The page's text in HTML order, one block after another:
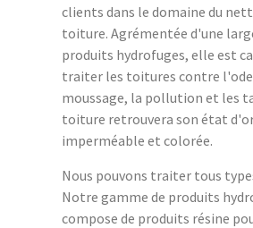
clients dans le domaine du
toiture. Agrémentée d'une
produits hydrofuges, elle est
traiter les toitures contre
moussage, la pollution et les
toiture retrouvera son état
imperméable et colorée.
Nous pouvons traiter tous
Notre gamme de produits
compose de produits résine